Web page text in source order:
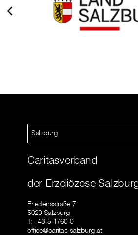
Salzburg
Caritasverband
der Erzdiözese
Friedensstraße 7
5020 Salzburg
T: +43-5-1760-0
office@caritas-salzburg.at